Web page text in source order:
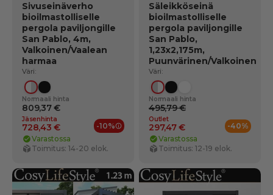
Sivuseinäverho
bioilmastolliselle
pergola paviljongille
San Pablo, 4m,
Valkoinen/Vaalean
harmaa
Väri:
Valkoinen/vaaleanharmaa
Musta
Normaali hinta
809,37 €
Jäsenhinta
728,43 € -10%
Jäsenedut
Varastossa
Toimitus: 14-20 elok.
Säleikköseinä
bioilmastolliselle
pergola paviljongille
San Pablo,
1,23x2,175m,
Puunvärinen/Valkoinen
Väri:
Puupinta/valkoinen
Musta
Normaali hinta
495,79 €
Outlet
297,47 €
-40%
Varastossa
Toimitus: 12-19 elok.